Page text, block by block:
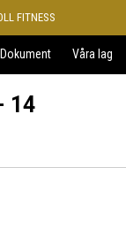
FITNESS
Dokument Våra lag
14